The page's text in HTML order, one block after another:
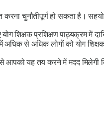
करना चुनौतीपूर्ण हो सकता है।
प्रशिक्षण पाठ्यक्रम में
अधिक से अधिक लोगों को योग
आपको यह तय करने में मदद मिलेगी